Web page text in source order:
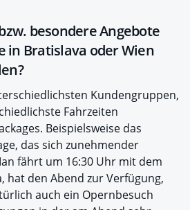
besondere Angebote
in Bratislava oder Wien
Kundengruppen,
Fahrzeiten
Beispielsweise das
das sich zunehmender
fährt um 16:30 Uhr mit dem
hat den Abend zur Verfügung,
auch ein Opernbesuch